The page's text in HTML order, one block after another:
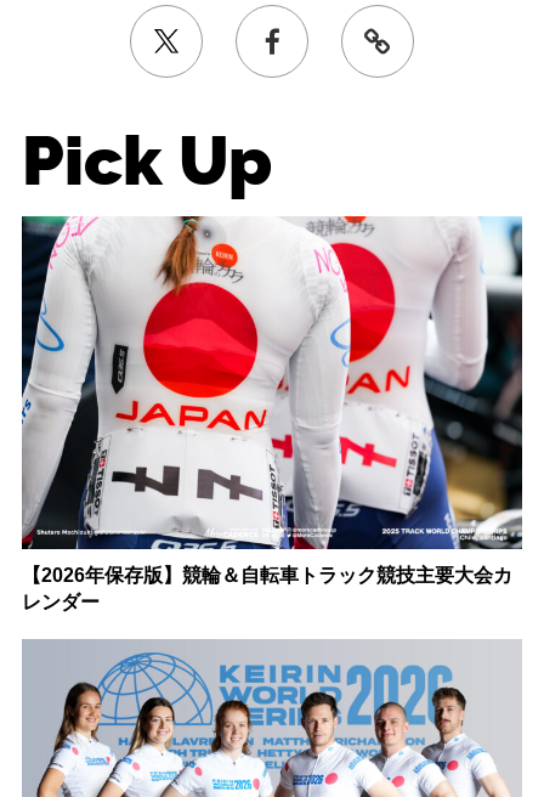
Pick Up
【2026年保存版】競輪＆自転車トラック競技主要大会カ
レンダー